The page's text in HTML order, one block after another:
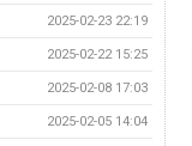
2025-02-23 22:19
2025-02-22 15:25
2025-02-08 17:03
2025-02-05 14:04